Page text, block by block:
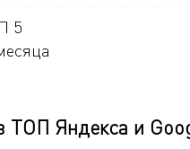
5
ТОП Яндекса и